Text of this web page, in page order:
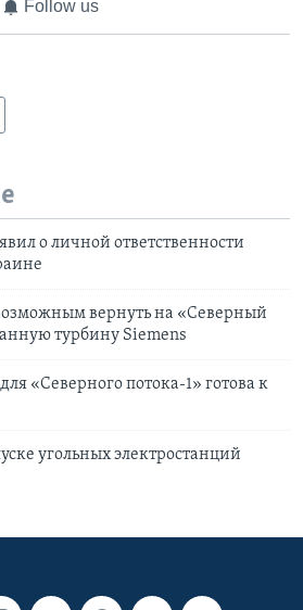
Follow us
о личной ответственности
вернуть на «Северный
турбину Siemens
«Северного потока-1» готова к
угольных электростанций